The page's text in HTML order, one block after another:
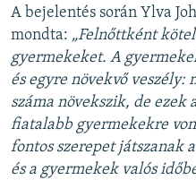
A bejelentés során Ylva
mondta: „Felnőttként k
gyermekeket. A
és egyre növekvő veszély:
száma növekszik, de ezek
fiatalabb gyermekekre
fontos szerepet játszanak
és a gyermekek valós